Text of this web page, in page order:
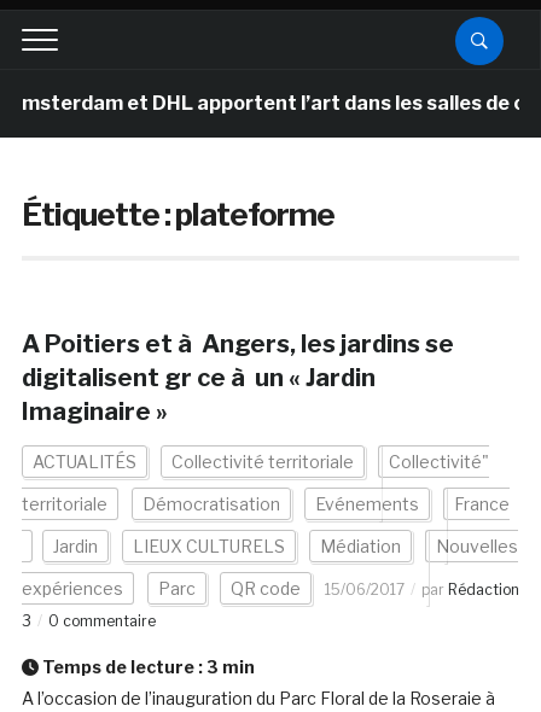
et DHL apportent l’art dans les salles de classe
Étiquette :plateforme
A Poitiers et à Angers, les jardins se
digitalisent gr ce à un « Jardin
Imaginaire »
ACTUALITÉS Collectivité territoriale Collectivité"
territoriale Démocratisation Evénements France
Jardin LIEUX CULTURELS Médiation Nouvelles
expériences Parc QR code 15/06/2017 par Rédaction
3
0 commentaire
Temps de lecture : 3 min
A l’occasion de l’inauguration du Parc Floral de la Roseraie à